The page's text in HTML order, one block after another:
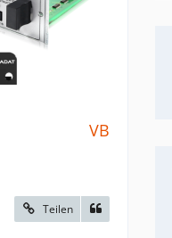
VB
Teilen